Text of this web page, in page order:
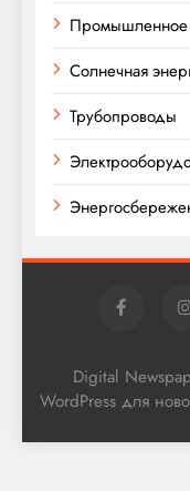
Промышленное
Солнечная
Трубопроводы
Digital
WordPress для